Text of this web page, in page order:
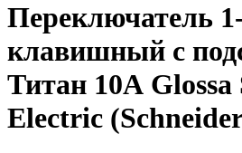
Переключатель
клавишный с
Титан 10А Glossa
Electric